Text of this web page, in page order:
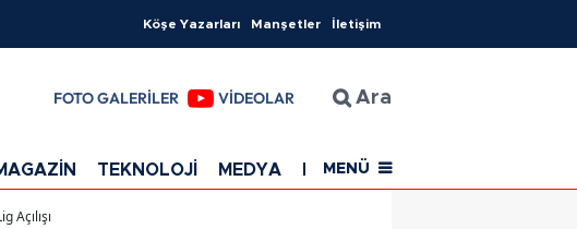
Köşe Yazarları Manşetler İletişim
FOTO GALERİLER VİDEOLAR Ara
TEKNOLOJİ MEDYA EĞİTİM SAĞLIK
MENÜ
Açılışı